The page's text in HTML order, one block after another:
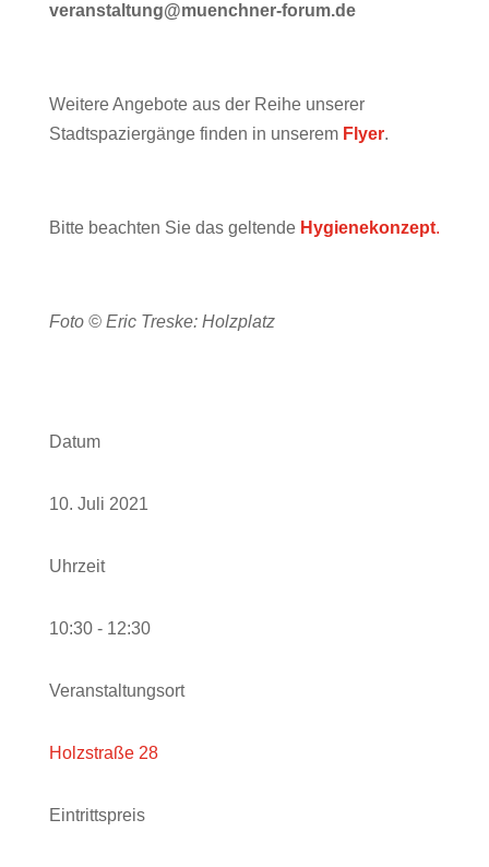
veranstaltung@muenchner-forum.de
Weitere Angebote aus der Reihe unserer
Stadtspaziergänge finden in unserem Flyer.
Bitte beachten Sie das geltende Hygienekonzept.
Foto © Eric Treske: Holzplatz
Datum
10. Juli 2021
Uhrzeit
10:30 - 12:30
Veranstaltungsort
Holzstraße 28
Eintrittspreis